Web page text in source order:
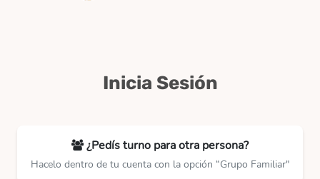
Inicia Sesión
¿Pedís turno para otra persona?
Hacelo dentro de tu cuenta con la opción “Grupo Familiar"